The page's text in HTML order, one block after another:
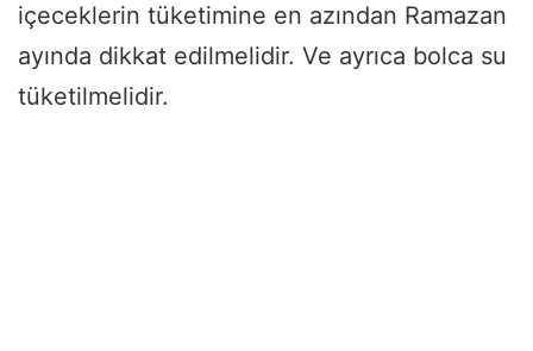
içeceklerin tüketimine en azından Ramazan
ayında dikkat edilmelidir. Ve ayrıca bolca su
tüketilmelidir.